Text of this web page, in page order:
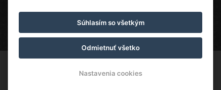
info@liptovsky-mlyn.sk +421 948 214 214
Liptovský mlyn
Súhlasím so všetkým
Odmietnuť všetko
Nastavenia cookies